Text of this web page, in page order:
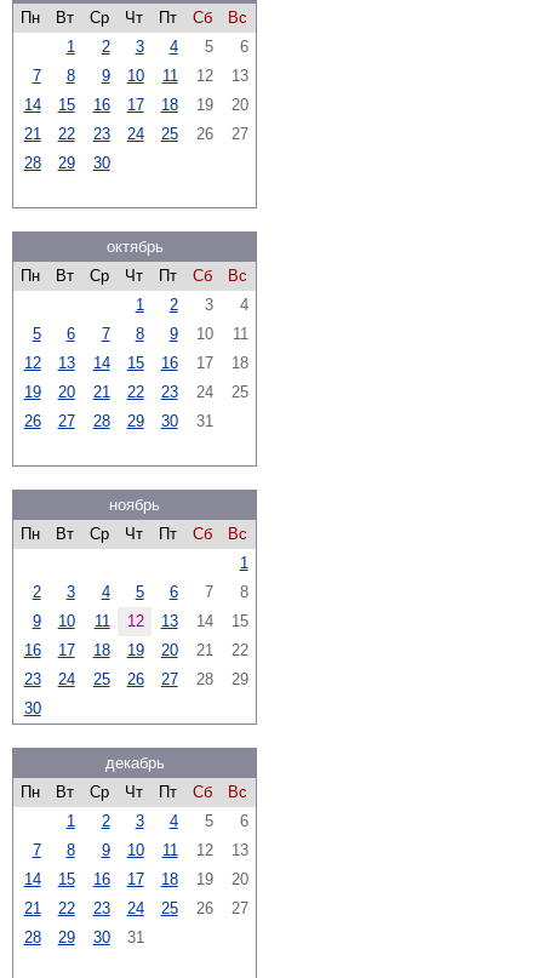
Пн
Вт Ср Чт Пт Сб
Вс
1
2 3 4 5
6
7
8 9 10 11 12
13
14
15 16 17 18 19
20
21
22 23 24 25 26
27
28
29 30
октябрь
Пн
Вт Ср Чт Пт Сб
Вс
1
2 3
4
5
6 7 8 9 10
11
12
13 14 15 16 17
18
19
20 21 22 23 24
25
26
27 28 29 30 31
ноябрь
Пн
Вт Ср Чт Пт Сб
Вс
1
2
3 4 5 6 7
8
9
10 11 12 13 14
15
16
17 18 19 20 21
22
23
24 25 26 27 28
29
30
декабрь
Пн
Вт Ср Чт Пт Сб
Вс
1
2 3 4 5
6
7
8 9 10 11 12
13
14
15 16 17 18 19
20
21
22 23 24 25 26
27
28
29 30 31